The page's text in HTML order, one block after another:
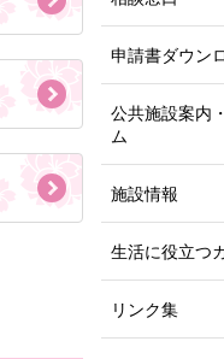
申請書ダウン
公共施設案内
ム
施設情報
生活に役立つ
リンク集